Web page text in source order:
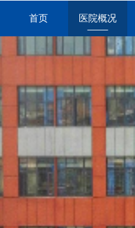
首页 医院概况